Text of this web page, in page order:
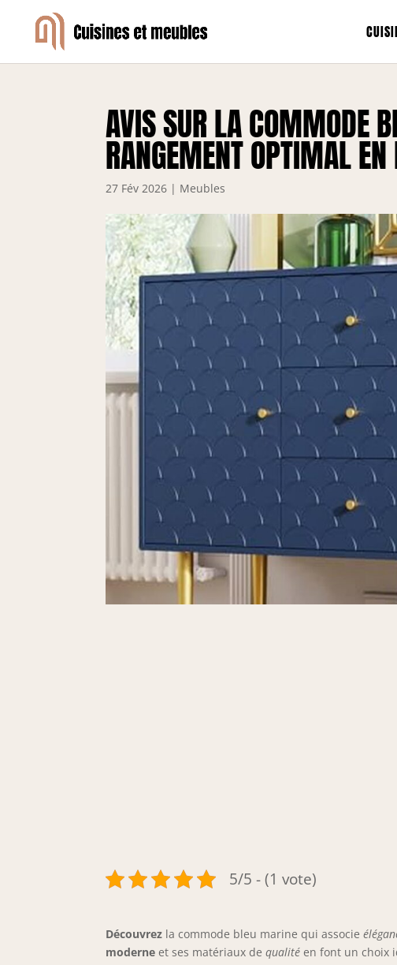
AVIS SUR LA COMMODE
RANGEMENT OPTIMAL EN
27 Fév 2026 | Meubles
5/5 - (1 vote)
Découvrez la commode bleu marine qui associe
moderne et ses matériaux dequalité en font un choix